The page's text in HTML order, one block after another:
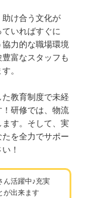
け合う文化が
いればすぐに
力的な職場環境
富なスタッフも
。
教育制度で未経
研修では、物流
す。そして、実
を全力でサポー
！
ん活躍中♪充実
が出来ます